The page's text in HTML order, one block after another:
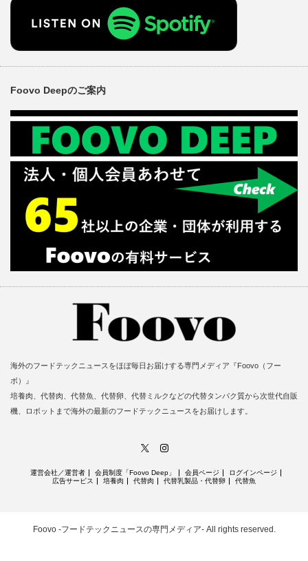
Foovo Deepのご案内
海外のフードテックニュースをほぼ毎日お届けする専門メディア『Foovo（フー
ボ）』
培養肉、代替肉、代替魚、代替卵、代替ミルクなどの代替タンパク質から次世代自販
機、ロボットまで海外の最新のフードテックニュースをお届けします。
運営会社／運営者 会員制度「Foovo Deep」 会員ページ
ログインページ
広告サービス
培養肉 代替肉 代替乳製品・代替卵 代替魚
Foovo -フードテックニュースの専門メディア-All rights reserved.